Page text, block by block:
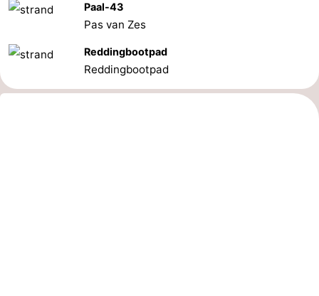
Paal-43
Pas van Zes
Reddingbootpad
Reddingbootpad